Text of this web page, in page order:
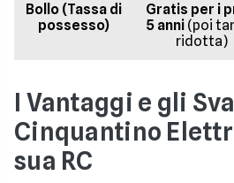
Bollo (Tassa di
possesso)
Gratis per i
5 anni(poi
ridotta)
I Vantaggi e gli
Cinquantino
sua RC